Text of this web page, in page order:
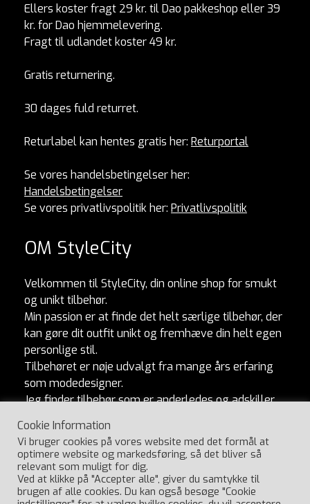
Ellers koster fragt 29 kr. til Dao pakkeshop eller 39
kr. for Dao hjemmelevering.
Fragt til udlandet koster 49 kr.
Gratis returnering.
30 dages fuld returret.
Returlabel kan hentes gratis her: Returportal
Se vores handelsbetingelser her:
Handelsbetingelser
Se vores privatlivspolitik her: Privatlivspolitik
OM StyleCity
Velkommen til StyleCity, din online shop for smukt
og unikt tilbehør.
Min passion er at finde det helt særlige tilbehør, der
kan gøre dit outfit unikt og fremhæve din helt egen
personlige stil.
Tilbehøret er nøje udvalgt fra mange års erfaring
som modedesigner.
Jeg finder tilbehør som er anderledes og adskiller
ordentlige materialer og produceret med omtanke.
Jeg håber, du vil elske at udforske min kollektion
lige så meget, som jeg elsker at skabe den.
Har du spørgsmål, så ring til Ulla på 29404547.
Cookie Information
Vi bruger cookies på vores website med det formål at
optimere website og markedsføring, så det bliver så
relevant som muligt for dig.
Ved at klikke på "Accepter alle", giver du samtykke til
brugen af alle cookies. Du kan også besøge "Cookie